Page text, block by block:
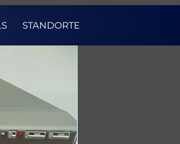
STANDORTE